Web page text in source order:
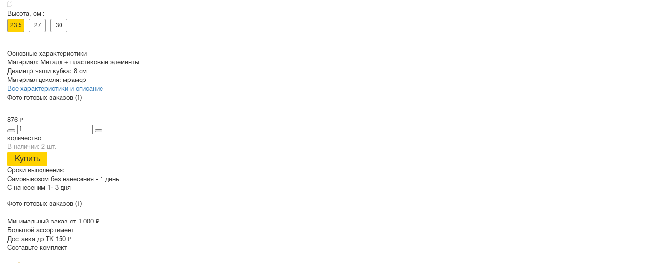
Высота, см :
23.5 27 30
Основные характеристики
Материал: Металл + пластиковые элементы
Диаметр чаши кубка: 8 см
Материал цоколя: мрамор
Все характеристики и описание
Фото готовых заказов (1)
876 ₽
количество
В наличии: 2 шт.
Купить
Сроки выполнения:
Самовывозом без нанесения - 1 день
С нанесеним 1- 3 дня
Фото готовых заказов (1)
Минимальный заказ от 1 000 ₽
Большой ассортимент
Доставка до ТК 150 ₽
Составьте комплект